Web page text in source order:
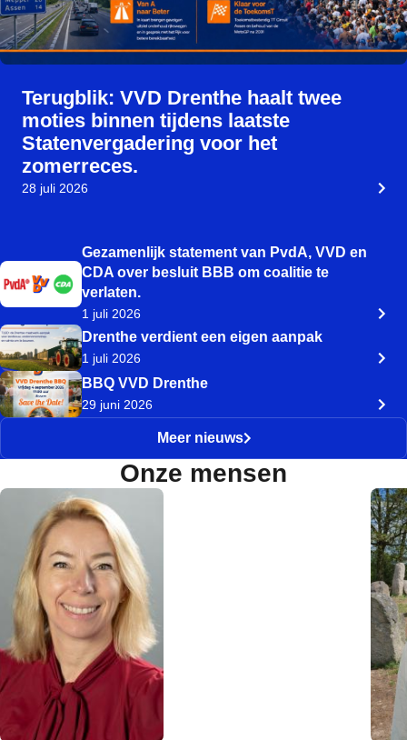
Terugblik: VVD Drenthe haalt twee
moties binnen tijdens laatste
Statenvergadering voor het
zomerreces.
28 juli 2026
Gezamenlijk statement van PvdA, VVD en
CDA over besluit BBB om coalitie te
verlaten.
1 juli 2026
Drenthe verdient een eigen aanpak
1 juli 2026
BBQ VVD Drenthe
29 juni 2026
Meer nieuws
Onze mensen